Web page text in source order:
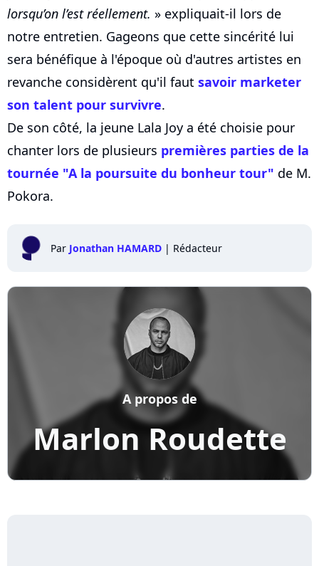
lorsqu’on l’est réellement. » expliquait-il lors de
notre entretien. Gageons que cette sincérité lui
sera bénéfique à l'époque où d'autres artistes en
revanche considèrent qu'il faut savoir marketer
son talent pour survivre.
De son côté, la jeune Lala Joy a été choisie pour
chanter lors de plusieurs premières parties de la
tournée "A la poursuite du bonheur tour" de M.
Pokora.
Par Jonathan HAMARD | Rédacteur
Marlon Roudette
A propos de